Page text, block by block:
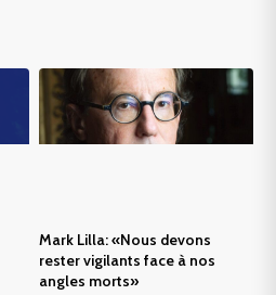
Mark Lilla: «Nous devons
rester vigilants face à nos
angles morts»